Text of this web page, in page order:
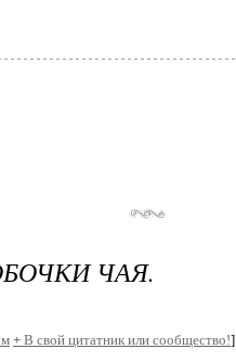
ЧАЯ.
+ В свой цитатник или сообщество!]